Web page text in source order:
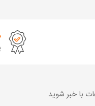
با خبر شوید